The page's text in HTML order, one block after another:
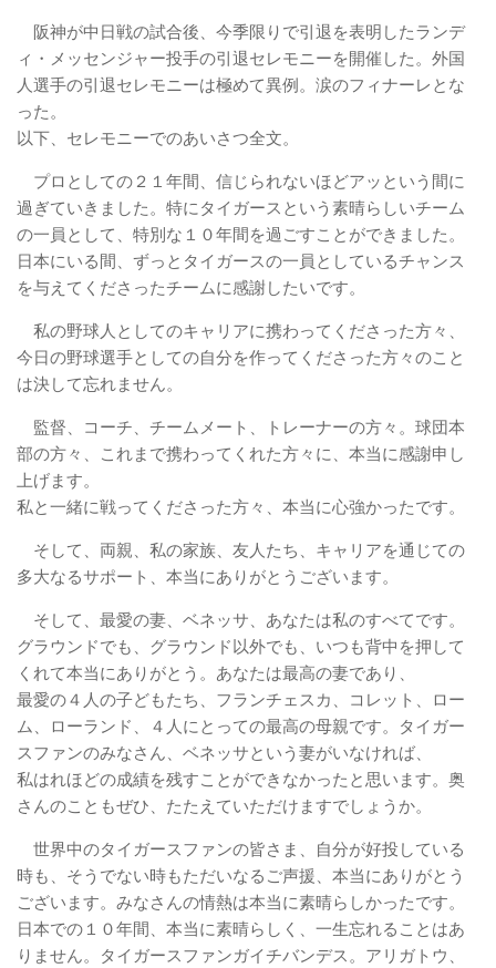
阪神が中日戦の試合後、今季限りで引退を表明したランデ
ィ・メッセンジャー投手の引退セレモニーを開催した。外国
人選手の引退セレモニーは極めて異例。涙のフィナーレとな
った。
以下、セレモニーでのあいさつ全文。
プロとしての２１年間、信じられないほどアッという間に
過ぎていきました。特にタイガースという素晴らしいチーム
の一員として、特別な１０年間を過ごすことができました。
日本にいる間、ずっとタイガースの一員としているチャンス
を与えてくださったチームに感謝したいです。
私の野球人としてのキャリアに携わってくださった方々、
今日の野球選手としての自分を作ってくださった方々のこと
は決して忘れません。
監督、コーチ、チームメート、トレーナーの方々。球団本
部の方々、これまで携わってくれた方々に、本当に感謝申し
上げます。
私と一緒に戦ってくださった方々、本当に心強かったです。
そして、両親、私の家族、友人たち、キャリアを通じての
多大なるサポート、本当にありがとうございます。
そして、最愛の妻、ベネッサ、あなたは私のすべてです。
グラウンドでも、グラウンド以外でも、いつも背中を押して
くれて本当にありがとう。あなたは最高の妻であり、
最愛の４人の子どもたち、フランチェスカ、コレット、ロー
ム、ローランド、４人にとっての最高の母親です。タイガー
スファンのみなさん、ベネッサという妻がいなければ、
私はれほどの成績を残すことができなかったと思います。奥
さんのこともぜひ、たたえていただけますでしょうか。
世界中のタイガースファンの皆さま、自分が好投している
時も、そうでない時もただいなるご声援、本当にありがとう
ございます。みなさんの情熱は本当に素晴らしかったです。
日本での１０年間、本当に素晴らしく、一生忘れることはあ
りません。タイガースファンガイチバンデス。アリガトウ、